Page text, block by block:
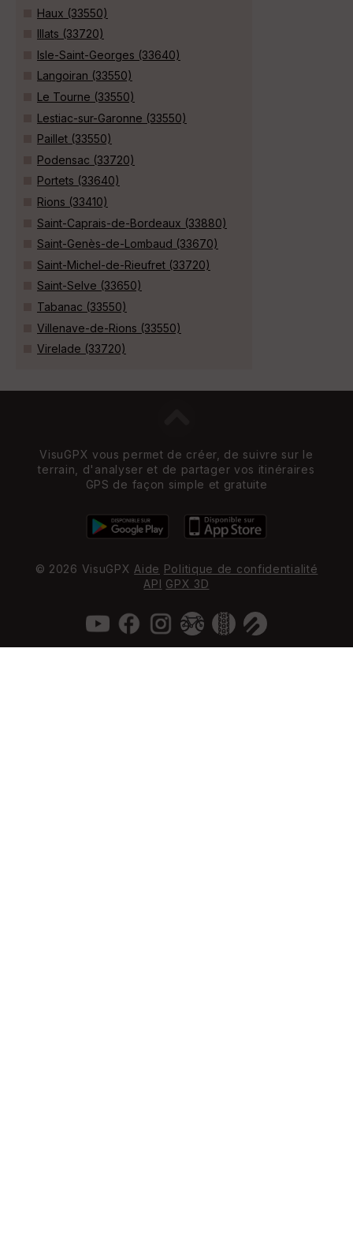
Haux (33550)
Illats (33720)
Isle-Saint-Georges (33640)
Langoiran (33550)
Le Tourne (33550)
Lestiac-sur-Garonne (33550)
Paillet (33550)
Podensac (33720)
Portets (33640)
Rions (33410)
Saint-Caprais-de-Bordeaux (33880)
Saint-Genès-de-Lombaud (33670)
Saint-Michel-de-Rieufret (33720)
Saint-Selve (33650)
Tabanac (33550)
Villenave-de-Rions (33550)
Virelade (33720)
VisuGPX vous permet de créer, de suivre sur le
terrain, d'analyser et de partager vos itinéraires
GPS de façon simple et gratuite
© 2026 VisuGPX Aide Politique de confidentialité
API GPX 3D